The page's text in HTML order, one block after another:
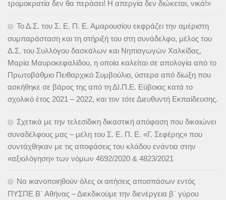
τρομοκρατία δεν θα περάσει! Η απεργία δεν διώκεται, νικά!»
Το Δ.Σ. του Σ. Ε. Π. Ε. Αμαρουσίου εκφράζει την αμέριστη
συμπαράσταση και τη στήριξή του στη συνάδελφο, μέλος του
Δ.Σ. του Συλλόγου δασκάλων και Νηπιαγωγών Χαλκίδας,
Μαρία Μαυροκεφαλίδου, η οποία καλείται σε απολογία από το
Πρωτοβάθμιο Πειθαρχικό Συμβούλιο, ύστερα από δίωξη που
ασκήθηκε σε βάρος της από τη ΔΙ.Π.Ε. Εύβοιας κατά το
σχολικό έτος 2021 – 2022, και τον τότε Διευθυντή Εκπαίδευσης.
Σχετικά με την τελεσίδικη δικαστική απόφαση που δικαιώνει
συναδέλφους μας – μέλη του Σ. Ε. Π. Ε. «Γ. Σεφέρης» που
συντάχθηκαν με τις αποφάσεις του κλάδου ενάντια στην
«αξιολόγηση» των νόμων 4692/2020 & 4823/2021
Να ικανοποιηθούν όλες οι αιτήσεις αποσπάσων εντός
ΠΥΣΠΕ Β΄ Αθήνας – Διεκδικούμε την διενέργεια β΄ γύρου